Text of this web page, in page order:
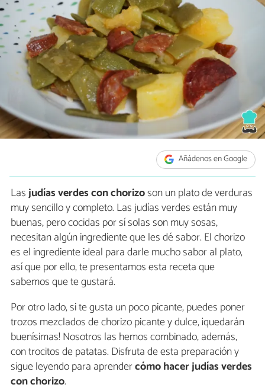
Añádenos en Google
Lasjudías verdes con chorizoson un plato de verduras
muy sencillo y completo. Las judías verdes están muy
buenas, pero cocidas por sí solas son muy sosas,
necesitan algún ingrediente que les dé sabor. El chorizo
es el ingrediente ideal para darle mucho sabor al plato,
así que por ello, te presentamos esta receta que
sabemos que te gustará.
Por otro lado, si te gusta un poco picante, puedes poner
trozos mezclados de chorizo picante y dulce, ¡quedarán
buenísimas! Nosotros las hemos combinado, además,
con trocitos de patatas. Disfruta de esta preparación y
sigue leyendo para aprendercómo hacer judías verdes
con chorizo.